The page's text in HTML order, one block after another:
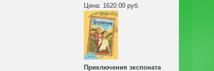
Цена: 1620.00 руб.
Приключения экспоната